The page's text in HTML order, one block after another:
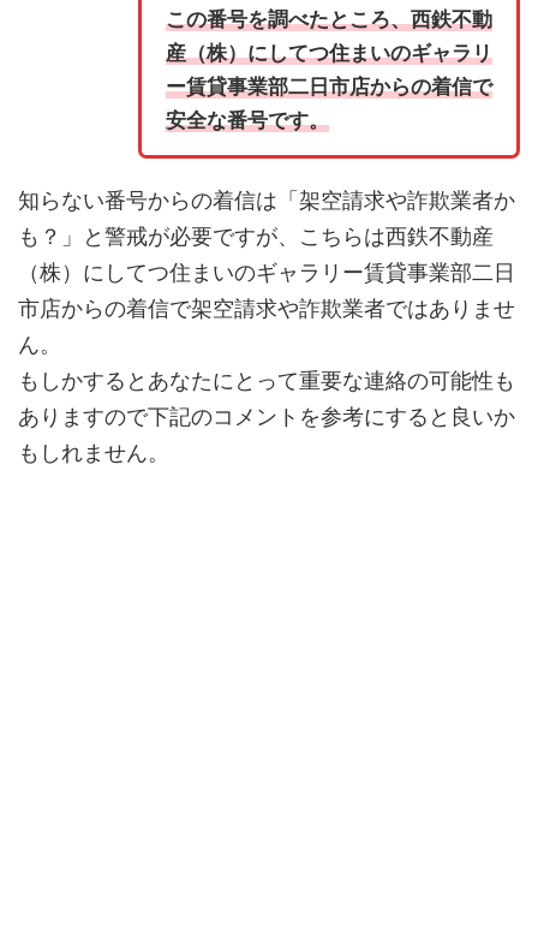
この番号を調べたところ、西鉄不動
産（株）にしてつ住まいのギャラリ
ー賃貸事業部二日市店からの着信で
安全な番号です。
知らない番号からの着信は「架空請求や詐欺業者か
も？」と警戒が必要ですが、こちらは西鉄不動産
（株）にしてつ住まいのギャラリー賃貸事業部二日
市店からの着信で架空請求や詐欺業者ではありませ
ん。
もしかするとあなたにとって重要な連絡の可能性も
ありますので下記のコメントを参考にすると良いか
もしれません。